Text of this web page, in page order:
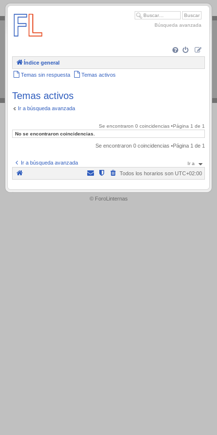
.
Búsqueda avanzada
Índice general
Temas sin respuesta Temas activos
Temas activos
Ir a búsqueda avanzada
Se encontraron 0 coincidencias •Página 1 de 1
No se encontraron coincidencias.
Se encontraron 0 coincidencias •Página 1 de 1
Ir a búsqueda avanzada Ir a
Todos los horarios son UTC+02:00
.
© ForoLinternas